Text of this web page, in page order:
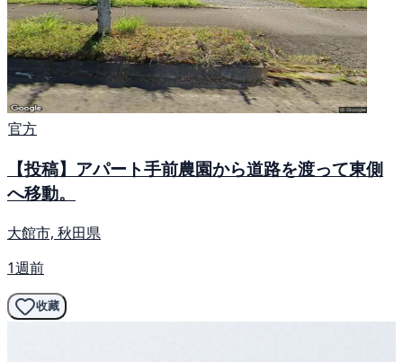
官方
【投稿】アパート手前農園から道路を渡って東側
へ移動。
大館市, 秋田県
1週前
收藏